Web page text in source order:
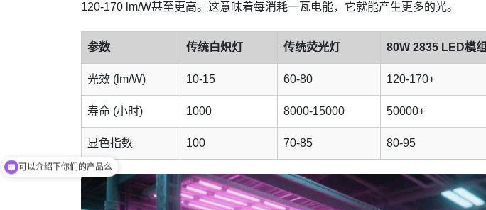
120-170 lm/W甚至更高。这意味着每消耗一瓦电能，它就能产生更多的光。
参数 传统白炽灯 传统荧光灯 80W 2835 LED模
光效 (lm/W) 10-15 60-80 120-170+
寿命 (小时) 1000 8000-15000 50000+
显色指数 100 70-85 80-95
可以介绍下你们的产品么
你们是怎么收费的呢